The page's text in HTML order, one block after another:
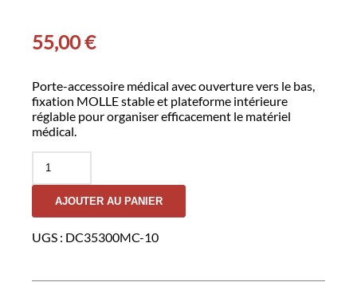
55,00€
Porte-accessoire médical avec ouverture vers le bas,
fixation MOLLE stable et plateforme intérieure
réglable pour organiser efficacement le matériel
médical.
quantité
Trousse
Sanitaire
IFAK
MOLLE
Multicam
AJOUTER AU PANIER
UGS : DC35300MC-10